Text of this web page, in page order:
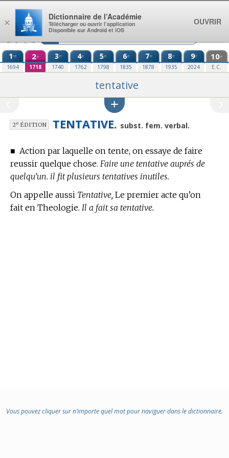
Aller au contenu
1re
1694
2e
1718
3e
1740
4e
1762
5e
1798
6e
1835
7e
1878
8e
1935
9e
2024
10e
E.C.
tentative
2eÉDITION TENTATIVE. subst. fem. verbal.
■ Action par laquelle on tente, on essaye de faire
reussir quelque chose. Faire une tentative auprés de
quelqu’un. il fit plusieurs tentatives inutiles.
On appelle aussi Tentative, Le premier acte qu’on
fait en Theologie. Il a fait sa tentative.
Vous pouvez cliquer sur n’importe quel mot pour naviguer dans le dictionnaire.
×
Dictionnaire de l’Académie
Télécharger ou ouvrir l’application
Disponible sur Android et iOS
OUVRIR